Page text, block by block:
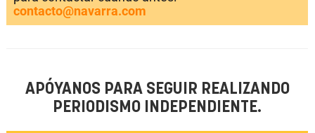
contacto@navarra.com
APÓYANOS PARA SEGUIR REALIZANDO
PERIODISMO INDEPENDIENTE.